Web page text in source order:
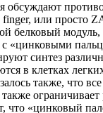
или
белковый
синтез
в клетках
также, что
«цинковый